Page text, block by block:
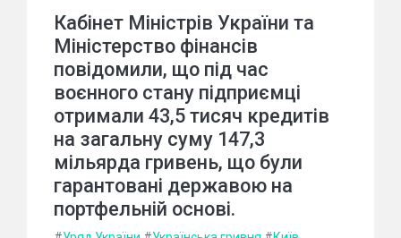
Кабінет Міністрів України та
Міністерство фінансів
повідомили, що під час
воєнного стану підприємці
отримали 43,5 тисяч кредитів
на загальну суму 147,3
мільярда гривень, що були
гарантовані державою на
портфельній основі.